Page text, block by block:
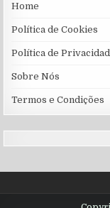
Home
Política de Cookies
Política de
Sobre Nós
Termos e Condições